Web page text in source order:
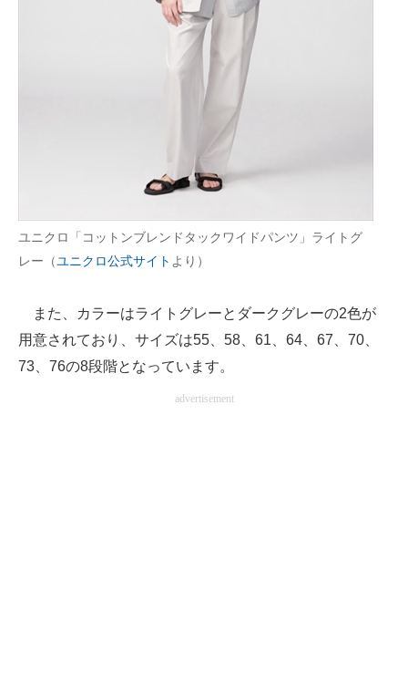
ユニクロ「コットンブレンドタックワイドパンツ」ライトグ
レー（ユニクロ公式サイト より）
また、カラーはライトグレーとダークグレーの2色が
用意されており、サイズは55、58、61、64、67、70、
73、76の8段階となっています。
advertisement